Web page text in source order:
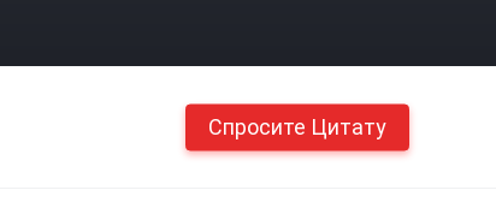
Спросите Цитату